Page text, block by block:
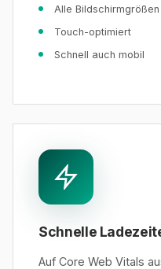
Alle Bildschirmgrößen
Touch-optimiert
Schnell auch mobil
Schnelle
Auf Core Web Vitals